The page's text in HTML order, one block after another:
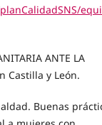
ANTE LA
Castilla y León.
Buenas